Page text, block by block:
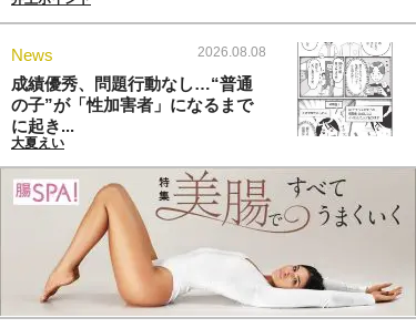
News 2026.08.08
成績優秀、問題行動なし…“普通
の子”が「性加害者」になるまで
に起き...
大夏えい